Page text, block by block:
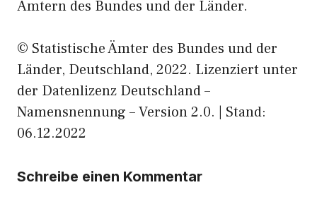
Ämtern des Bundes und der Länder.
© Statistische Ämter des Bundes und der
Länder, Deutschland, 2022. Lizenziert unter
der Datenlizenz Deutschland –
Namensnennung – Version 2.0. | Stand:
06.12.2022
Schreibe einen Kommentar